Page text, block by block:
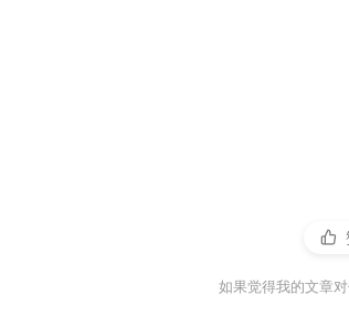
如果觉得我的文章